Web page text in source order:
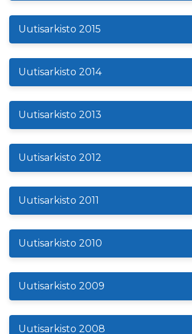
Uutisarkisto 2015
Uutisarkisto 2014
Uutisarkisto 2013
Uutisarkisto 2012
Uutisarkisto 2011
Uutisarkisto 2010
Uutisarkisto 2009
Uutisarkisto 2008